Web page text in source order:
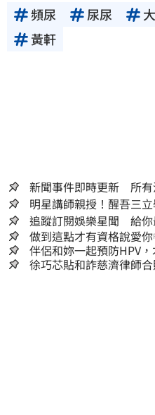
頻尿 尿尿
黃軒
新聞事件即時更新 所有
明星講師親授！醒吾三
追蹤訂閱娛樂星聞 給你
做到這點才有資格說愛你
伴侶和妳一起預防HPV，
徐巧芯貼和詐慈濟律師